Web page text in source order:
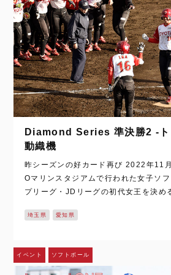
Diamond Series 準決勝2 -ト
動織機
昨シーズンの好カード再び 2022年11
Oマリンスタジアムで行われた女子ソ
プリーグ・JDリーグの初代女王を決め
レジェンド・モニカ…
埼玉県 愛知県
イベント ソフトボール